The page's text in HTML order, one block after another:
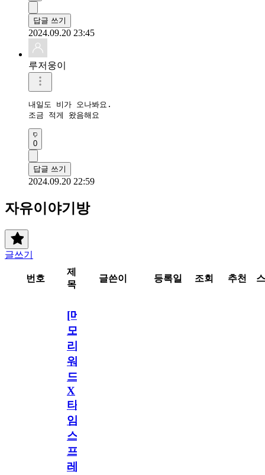
답글 쓰기
2024.09.20 23:45
루저웅이
내일도 비가 오나봐요.
조금 적게 왔음해요
0
답글 쓰기
2024.09.20 22:59
자유이야기방
글쓰기
번호
제
목
글쓴이 등록일 조회 추천
[메
모
리
워
드
X
타
임
스
프
레